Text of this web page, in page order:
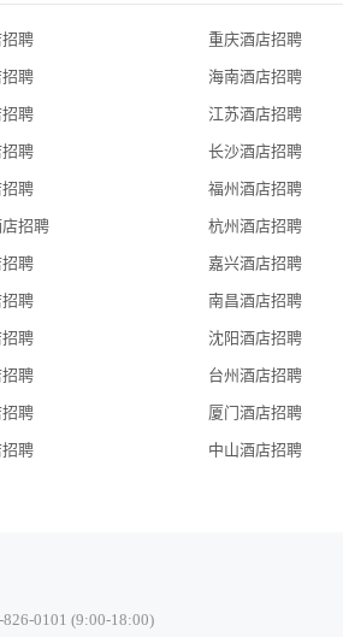
聘 重庆酒店招聘
聘 海南酒店招聘
聘 江苏酒店招聘
聘 长沙酒店招聘
聘 福州酒店招聘
招聘 杭州酒店招聘
聘 嘉兴酒店招聘
聘 南昌酒店招聘
聘 沈阳酒店招聘
聘 台州酒店招聘
聘 厦门酒店招聘
聘 中山酒店招聘
0101 (9:00-18:00)